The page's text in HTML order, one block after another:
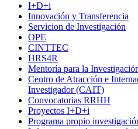
I+D+i
Innovación y Transferencia
Servicion de Investigación
OPE
CINTTEC
HRS4R
Mentoría para la
Centro de Atracción e
Investigador (CAIT)
Convocatorias RRHH
Proyectos I+D+i
Programa propio